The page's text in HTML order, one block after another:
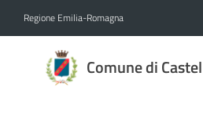
Regione Emilia-Romagna
Comune di
Comune
di Castel